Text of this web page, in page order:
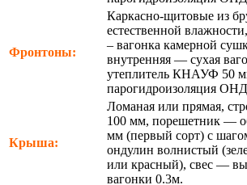
Фронтоны:
Каркасно-щитовые из
естественной
– вагонка камерной
внутренняя — сухая
утеплитель КНАУФ 50
парогидроизоляция
Крыша:
Ломаная или прямая,
100 мм, порешетник —
мм (первый сорт) с
ондулин волнистый
или красный), свес —
вагонки 0.3м.